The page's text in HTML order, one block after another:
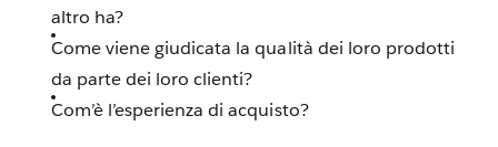
altro ha?
Come viene giudicata la qualità dei loro prodotti
da parte dei loro clienti?
Com’è l’esperienza di acquisto?